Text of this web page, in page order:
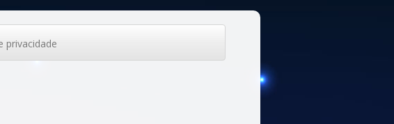
privacidade